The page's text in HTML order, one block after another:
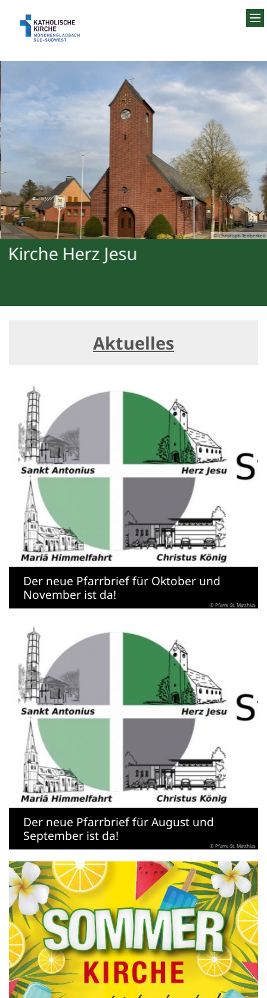
© Christoph Tenberken
Kirche Herz Jesu
Aktuelles
Der neue Pfarrbrief für Oktober und
November ist da!
© Pfarre St. Matthias
Der neue Pfarrbrief für August und
September ist da!
© Pfarre St. Matthias